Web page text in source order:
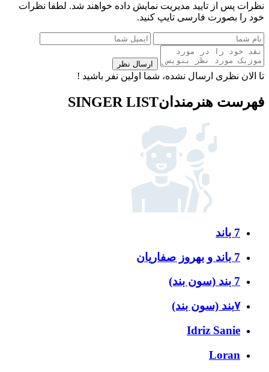
نظرات پس از تایید مدیریت نمایش داده خواهند شد. لطفا نظرات
خود را بصورت فارسی تایپ کنید.
ارسال نظر
تا الان نظری ارسال نشده، شما اولین نفر باشید !
فهرست هنرمندانSINGER LIST
7 باند
7 باند و بهروز صفاریان
7 بند (سون بند)
۷بند (سون بند)
Idriz Sanie
Loran